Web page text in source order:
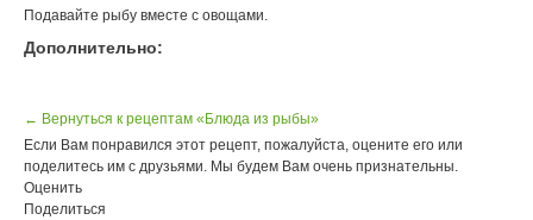
Подавайте рыбу вместе с овощами.
Дополнительно:
← Вернуться к рецептам «Блюда из рыбы»
Если Вам понравился этот рецепт, пожалуйста, оцените его или
поделитесь им с друзьями. Мы будем Вам очень признательны.
Оценить
Поделиться